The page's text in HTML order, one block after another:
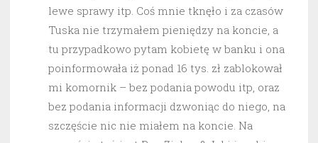
lewe sprawy itp. Coś mnie tknęło i za czasów
Tuska nie trzymałem pieniędzy na koncie, a
tu przypadkowo pytam kobietę w banku i ona
poinformowała iż ponad 16 tys. zł zablokował
mi komornik – bez podania powodu itp, oraz
bez podania informacji dzwoniąc do niego, na
szczęście nic nie miałem na koncie. Na